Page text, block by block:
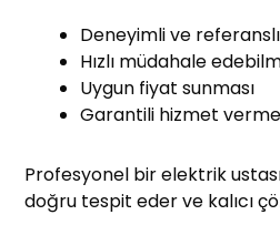
Deneyimli ve
Hızlı müdahale
Uygun fiyat sunması
Garantili hizmet
Profesyonel bir elektrik
doğru tespit eder ve kalıcı